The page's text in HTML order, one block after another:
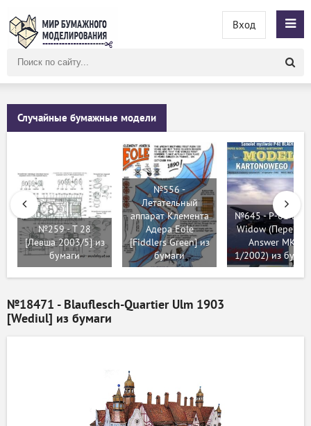
сайту
Вход
Случайные бумажные модели
№259 - T 28
[Левша 2003/5] из
бумаги
№556 -
Летательный
аппарат Клемента
Адера Eole
[Fiddlers Green] из
бумаги
№645 - P-61
Widow
Answer MKF
1/2002) из
№18471 - Blauflesch-Quartier Ulm 1903
[Wediul] из бумаги